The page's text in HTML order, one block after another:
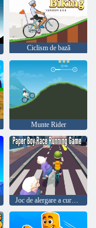
Ciclism de bază
Munte Rider
Joc de alergare a cursei de hârtie de hârtie